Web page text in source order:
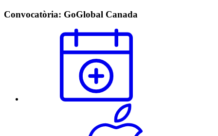
Convocatòria: GoGlobal Canada